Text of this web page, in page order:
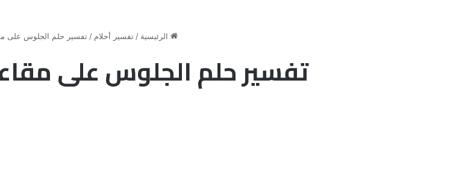
الرئيسية / تفسير أحلام / تفسير حلم الجلوس على
تفسير حلم الجلوس على